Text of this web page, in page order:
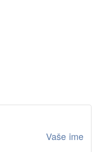
Vaše ime